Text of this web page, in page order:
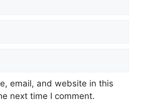
email, and website in this
next time I comment.